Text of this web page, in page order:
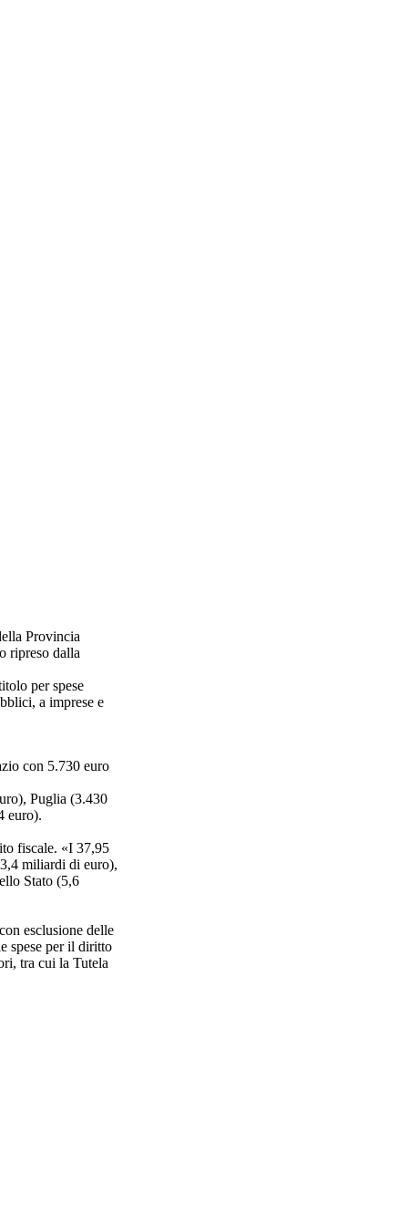
Provincia
ripreso dalla
per spese
a imprese e
con 5.730 euro
Puglia (3.430
euro).
fiscale. «I 37,95
miliardi di euro),
Stato (5,6
esclusione delle
spese per il diritto
tra cui la Tutela